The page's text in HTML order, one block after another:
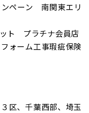
ンペーン 南関東エリ
ト プラチナ会員店
ォーム工事瑕疵保険
区、千葉西部、埼玉